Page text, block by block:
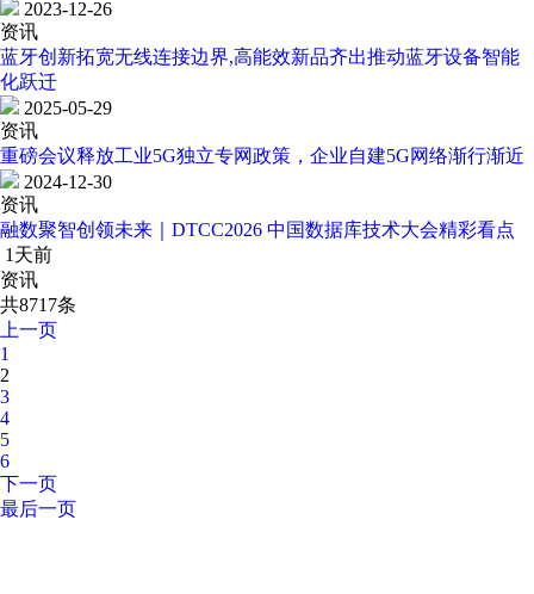
2023-12-26
资讯
蓝牙创新拓宽无线连接边界,高能效新品齐出推动蓝牙设备智能
化跃迁
2025-05-29
资讯
重磅会议释放工业5G独立专网政策，企业自建5G网络渐行渐近
2024-12-30
资讯
融数聚智创领未来｜DTCC2026 中国数据库技术大会精彩看点
1天前
资讯
共8717条
上一页
1
2
3
4
5
6
下一页
最后一页